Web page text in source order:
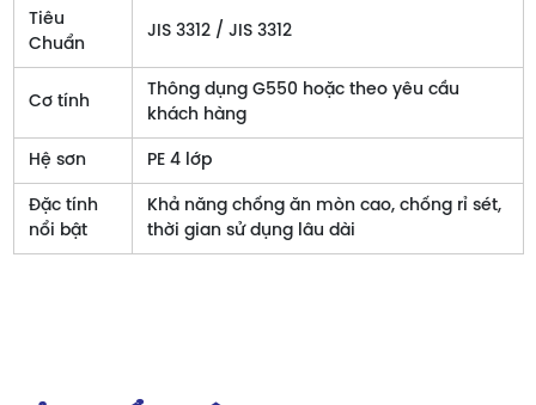
Tiêu
Chuẩn
JIS 3312 / JIS 3312
Cơ tính
Thông dụng G550 hoặc theo yêu cầu
khách hàng
Hệ sơn PE 4 lớp
Đặc tính
nổi bật
Khả năng chống ăn mòn cao, chống rỉ sét,
thời gian sử dụng lâu dài